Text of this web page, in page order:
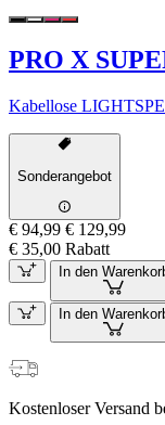
PRO X
Kabellose
Sonderangebot
€ 94,99 € 129,99
€ 35,00 Rabatt
In den
In den
Kostenloser Versand